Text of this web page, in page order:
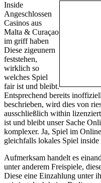
Inside
Angeschlossen
Casinos aus
Malta & Curaçao
im griff haben
Diese zigeunern
feststehen,
wirklich so
welches Spiel
fair ist und bleibt.
Entsprechend bereits
beschrieben, wird dies von
ausschließlich within
ist und bleibt unser Sache
komplexer. Ja, Spiel im
gleichfalls lokales Spiel
Aufmerksam handelt es
unter anderem Freispiele,
Diese eine Einzahlung unter